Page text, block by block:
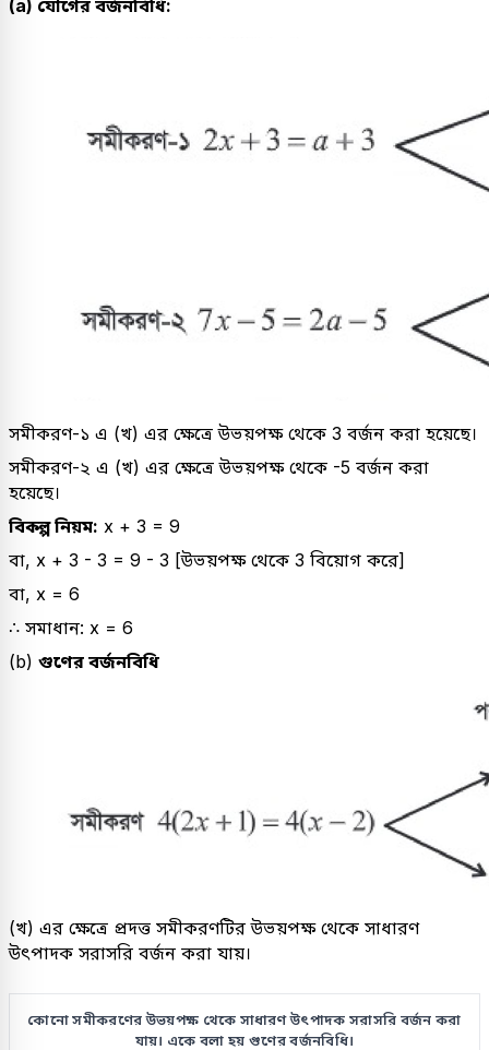
(a) যোগের বর্জনবিধি:
সমীকরণ-১ এ (খ) এর ক্ষেত্রে উভয়পক্ষ থেকে 3 বর্জন করা হয়েছে।
সমীকরণ-২ এ (খ) এর ক্ষেত্রে উভয়পক্ষ থেকে -5 বর্জন করা
হয়েছে।
বিকল্প নিয়ম: x + 3 = 9
বা, x + 3 - 3 = 9 - 3 [উভয়পক্ষ থেকে 3 বিয়োগ করে]
বা, x = 6
∴ সমাধান: x = 6
(b) গুণের বর্জনবিধি
(খ) এর ক্ষেত্রে প্রদত্ত সমীকরণটির উভয়পক্ষ থেকে সাধারণ
উৎপাদক সরাসরি বর্জন করা যায়।
কোনো সমীকরণের উভয়পক্ষ থেকে সাধারণ উৎপাদক সরাসরি বর্জন করা
যায়। একে বলা হয় গুণের বর্জনবিধি।